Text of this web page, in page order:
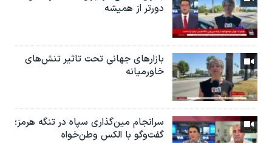
دورتر از همیشه
بازارهای جهانی تحت تاثیر تنش‌های
خاورمیانه
سرانجام مین‌گذاری‌ سپاه در تنگه هرمز؛
گفت‌وگو با الکس وطن‌خواه